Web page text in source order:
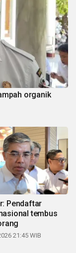
organik
Pendaftar
tembus
21:45 WIB